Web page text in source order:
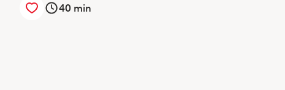
40 min